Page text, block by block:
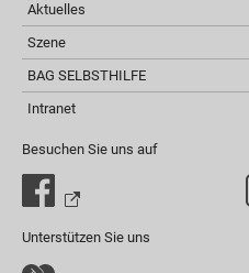
Aktuelles
Szene
BAG SELBSTHILFE
Intranet
Besuchen Sie uns auf
Unterstützen Sie uns